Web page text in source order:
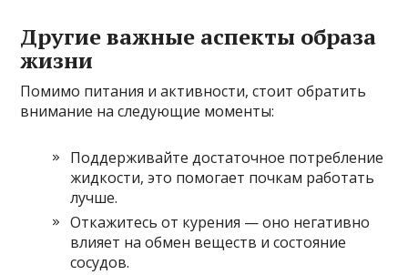
Другие важные аспекты образа
жизни
Помимо питания и активности, стоит обратить
внимание на следующие моменты:
Поддерживайте достаточное потребление
жидкости, это помогает почкам работать
лучше.
Откажитесь от курения — оно негативно
влияет на обмен веществ и состояние
сосудов.